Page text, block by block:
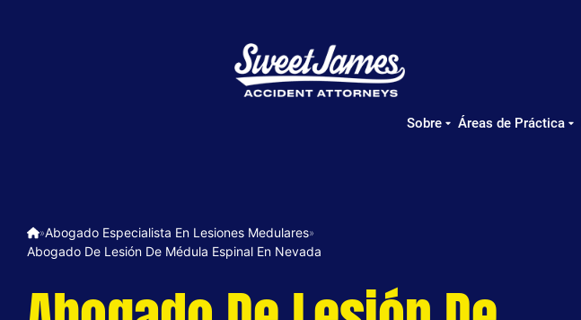
Sobre Áreas de Práctica
»Abogado Especialista En Lesiones Medulares»
Abogado De Lesión De Médula Espinal En Nevada